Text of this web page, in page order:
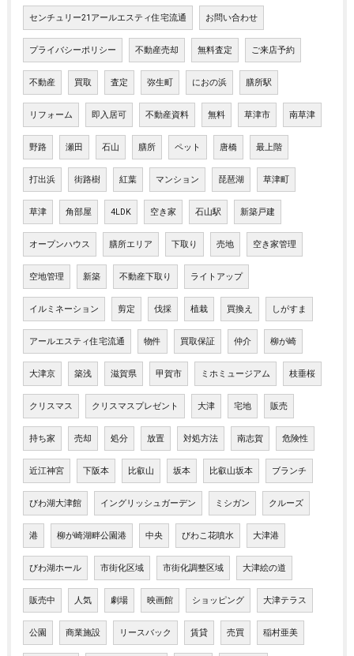
センチュリー21アールエスティ住宅流通 お問い合わせ
プライバシーポリシー 不動産売却 無料査定 ご来店予約
不動産 買取 査定 弥生町 におの浜 膳所駅
リフォーム 即入居可 不動産資料 無料 草津市 南草津
野路 瀬田 石山 膳所 ペット 唐橋 最上階
打出浜 街路樹 紅葉 マンション 琵琶湖 草津町
草津 角部屋 4LDK 空き家 石山駅 新築戸建
オープンハウス 膳所エリア 下取り 売地 空き家管理
空地管理 新築 不動産下取り ライトアップ
イルミネーション 剪定 伐採 植栽 買換え しがすま
アールエスティ住宅流通 物件 買取保証 仲介 柳が崎
大津京 築浅 滋賀県 甲賀市 ミホミュージアム 枝垂桜
クリスマス クリスマスプレゼント 大津 宅地 販売
持ち家 売却 処分 放置 対処方法 南志賀 危険性
近江神宮 下阪本 比叡山 坂本 比叡山坂本 ブランチ
びわ湖大津館 イングリッシュガーデン ミシガン クルーズ
港 柳が崎湖畔公園港 中央 びわこ花噴水 大津港
びわ湖ホール 市街化区域 市街化調整区域 大津絵の道
販売中 人気 劇場 映画館 ショッピング 大津テラス
公園 商業施設 リースバック 賃貸 売買 稲村亜美